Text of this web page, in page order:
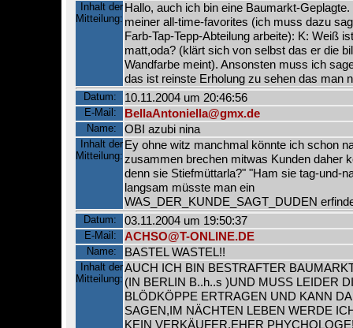
Inhalt der
Mitteilung:
Hallo, auch ich bin eine Baumarkt-
meiner all-time-favorites (ich muss dazu
Farb-Tap-Tepp-Abteilung arbeite): K: Weiß
matt,oda? (klärt sich von selbst das er die
Wandfarbe meint). Ansonsten muss ich
das ist reinste Erholung zu sehen das man
Datum: 10.11.2004 um 20:46:56
E-Mail: BellaAntoniella@gmx.de
Name: OBI azubi nina
Inhalt der
Mitteilung:
Ey ohne witz manchmal könnte ich schon
zusammen brechen mitwas Kunden daher
denn sie Stiefmüttarla?" "Ham sie tag-und-
langsam müsste man ein
WAS_DER_KUNDE_SAGT_DUDEN
Datum: 03.11.2004 um 19:50:37
E-Mail: ACHSO@T-ONLINE.DE
Name: BASTEL WASTEL!!
Inhalt der
Mitteilung:
AUCH ICH BIN BESTRAFTER
(IN BERLIN B..h..s )UND MUSS LEIDER
BLÖDKÖPPE ERTRAGEN UND KANN
SAGEN,IM NÄCHTEN LEBEN WERDE
KEIN VERKÄUFER,EHER